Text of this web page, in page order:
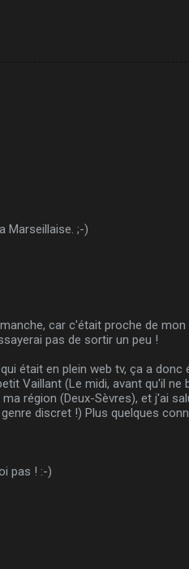
Marseillaise. ;-)
car c'était proche de mon
pas de sortir un peu !
était en plein web tv, ça a donc
Vaillant (Le midi, avant qu'il ne
région (Deux-Sèvres), et j'ai
discret !) Plus quelques
pas ! :-)